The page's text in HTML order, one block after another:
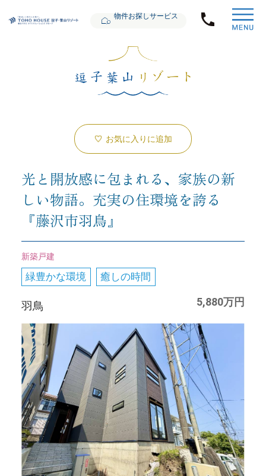
物件お探しサービス
お気に入りに追加
光と開放感に包まれる、家族の新
しい物語。充実の住環境を誇る
『藤沢市羽鳥』
新築戸建
緑豊かな環境 癒しの時間
羽鳥 5,880万円